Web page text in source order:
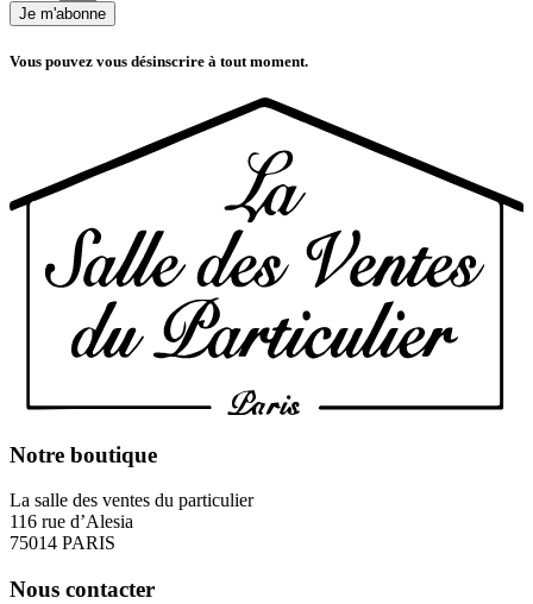
Je m'abonne
Vous pouvez vous désinscrire à tout moment.
Notre boutique
La salle des ventes du particulier
116 rue d’Alesia
75014 PARIS
Nous contacter